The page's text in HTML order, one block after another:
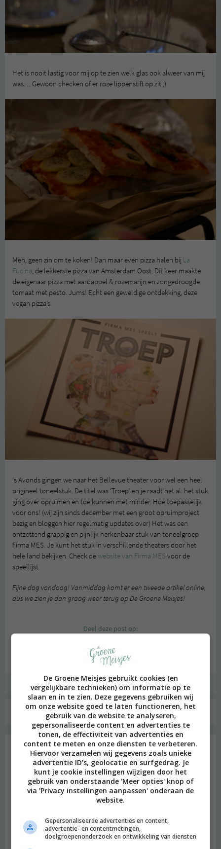
Het is nooit lastig voor mij op te zien welk glas ook alweer van mij
was… Gewoon checken of er roze lippenstift op zit ;)
Meh, geen zin om te koken! Dan maar even pizza halen bij La
Fucina, de lekkerste pizza van Amsterdam Oost. Dit keer maakte
de eigenaar pizza met aardappel & rozemarijn en zongedroogde
tomaat met pesto. Jums! Echt een geweldige ontdekking, deze
vegan pizza’s.
‘s Avonds gingen we naar het Bellevue theater voor wel een heel
origineel toneelstuk. De titel was ‘Troep’ en je raadt het al: het stuk
ging over opruimen en toe kunnen met minder. Hoe toepasselijk
voor ons! (wij zijn sinds december met een groot opruimproject
bezig en bloggen hier regelmatig updates over) Het was een
ontzettend grappig en pijnlijk herkenbaar stuk van toneelgroep
Firma MES. Je kunt het stuk in verschillende theaters door het
hele land bekijken. Check dewebsite van Firma MES voor de
speellijst.
Fijne dag vandaag! Vanmiddag komt er een tweede artikel online,
dus we zien je dan graag weer terug op De Groene Meisjes!
Deel deze post op:
FACEBOOK
GROEN DENKEN , GROEN LEVEN| BETERBIO ,FOTO'S , HARTJE OOST
Geschreven door:Merel
22 gedachten over “Plog 11 februari
2015”
2015 OM
Ik wil nog steeds een keer langs Hartje Oost, het lijkt me zo leuk
De Groene Meisjes gebruikt cookies (en
vergelijkbare technieken) om informatie op te
slaan en in te zien. Deze gegevens gebruiken wij
om onze website goed te laten functioneren, het
gebruik van de website te analyseren,
gepersonaliseerde content en advertenties te
tonen, de effectiviteit van advertenties en
content te meten en onze diensten te verbeteren.
Hiervoor verzamelen wij gegevens zoals unieke
advertentie ID’s, geolocatie en surfgedrag. Je
kunt je cookie instellingen wijzigen door het
gebruik van onderstaande 'Meer opties' knop of
via 'Privacy instellingen aanpassen' onderaan de
website.
Gepersonaliseerde advertenties en content,
advertentie- en contentmetingen,
doelgroepenonderzoek en ontwikkeling van diensten